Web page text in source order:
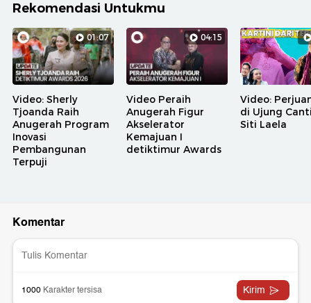
Rekomendasi Untukmu
01:07
Video: Sherly
Tjoanda Raih
Anugerah Program
Inovasi
Pembangunan
Terpuji
04:15
Video Peraih
Anugerah Figur
Akselerator
Kemajuan I
detiktimur Awards
Video:
di Ujung
Siti Laela